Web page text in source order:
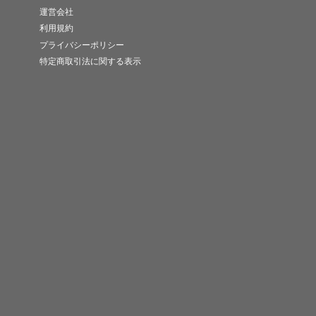
運営会社
利用規約
プライバシーポリシー
特定商取引法に関する表示